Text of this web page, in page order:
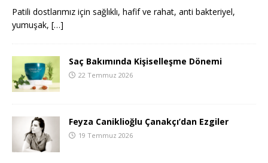
Patili dostlarımız için sağlıklı, hafif ve rahat, anti bakteriyel,
yumuşak, […]
Saç Bakımında Kişiselleşme Dönemi
22 Temmuz 2026
Feyza Caniklioğlu Çanakçı’dan Ezgiler
19 Temmuz 2026